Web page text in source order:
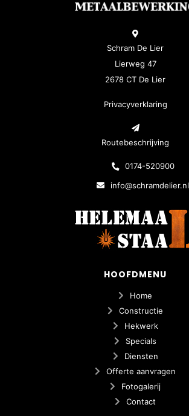
Schram De Lier
Lierweg 47
2678 CT De Lier
Privacyverklaring
Routebeschrijving
0174-520900
info@schramdelier.nl
HOOFDMENU
Home
Constructie
Hekwerk
Specials
Diensten
Offerte aanvragen
Fotogalerij
Contact